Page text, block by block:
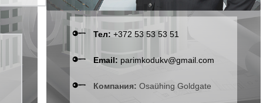
Тел: +372 53 53 53 51
Email: parimkodukv@gmail.com
Компания: Osaühing Goldgate